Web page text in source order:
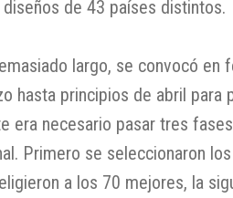
de 43 países distintos.
largo, se convocó en
hasta principios de abril para
era necesario pasar tres fases
Primero se seleccionaron
a los 70 mejores, la